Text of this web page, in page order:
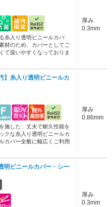
糸入り透明ビニールカバ
材のため、カバーとしてご
て扱いやすくなっておりま
厚み
0.3mm
】糸入り透明ビニールカ
施した、丈夫で耐久性能を
クな糸入り透明ビニールカ
カバー全般に幅広くご利用
厚み
0.86mm
明ビニールカバー・シー
厚み
0.3mm